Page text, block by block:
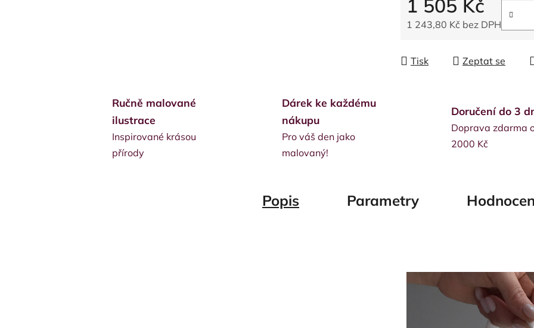
1 505 Kč
1 243,80 Kč bez DPH
Tisk
Zeptat se
Ručně malované
ilustrace
Inspirované krásou
přírody
Dárek ke každému
nákupu
Pro váš den jako
malovaný!
Doručení do 3
Doprava zdarma
2000 Kč
Popis Parametry